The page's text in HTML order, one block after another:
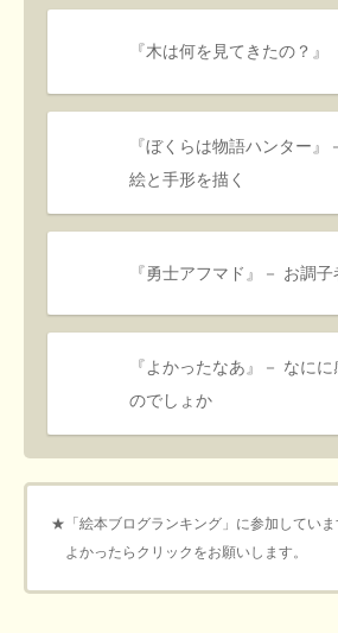
『木は何を見てきたの？』
『ぼくらは物語ハンター』
絵と手形を描く
『勇士アフマド』－ お調
『よかったなあ』－ なに
のでしょか
★「絵本ブログランキング」に参加していま
よかったらクリックをお願いします。